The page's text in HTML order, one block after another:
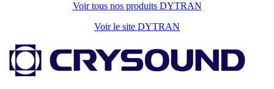
Voir tous nos produits DYTRAN
Voir le site DYTRAN